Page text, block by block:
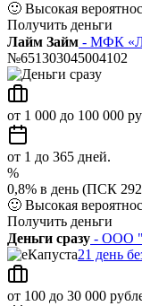
🙂 Высокая
Получить деньги
Лайм Займ - МФК
№651303045004102
от 1 000 до 100 000
от 1 до 365 дней.
%
0,8% в день (ПСК
🙂 Высокая
Получить деньги
Деньги сразу - ООО
21 день
от 100 до 30 000